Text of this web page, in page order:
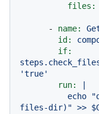
files:
- name:
id:
if:
'true'
run:
|